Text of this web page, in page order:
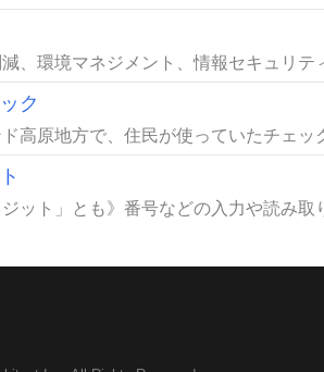
、環境マネジメント、情報セキュリ
ク
高原地方で、住民が使っていたチェ
ジット」とも》番号などの入力や読み